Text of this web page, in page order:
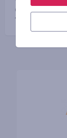
de um dia)
"PAGAMENTOS".